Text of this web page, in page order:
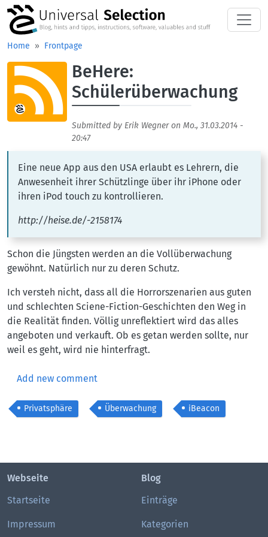
Skip to main content
Home Frontpage
BeHere:
Schülerüberwachung
Aufmacherbild
Submitted by Erik Wegneron Mo., 31.03.2014 -
20:47
Eine neue App aus den USA erlaubt es Lehrern, die
Anwesenheit ihrer Schützlinge über ihr iPhone oder
ihren iPod touch zu kontrollieren.
http://heise.de/-2158174
Schon die Jüngsten werden an die Vollüberwachung
gewöhnt. Natürlich nur zu deren Schutz.
Ich versteh nicht, dass all die Horrorszenarien aus guten
und schlechten Sciene-Fiction-Geschichten den Weg in
die Realität finden. Völlig unreflektiert wird das alles
angeboten und verkauft. Ob es getan werden sollte, nur
weil es geht, wird nie hinterfragt.
Add new comment
Privatsphäre Überwachung iBeacon
Webseite
Startseite
Impressum
Blog
Einträge
Kategorien